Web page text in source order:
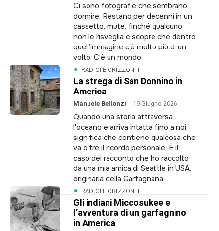
Ci sono fotografie che sembrano
dormire. Restano per decenni in un
cassetto, mute, finché qualcuno
non le risveglia e scopre che dentro
quell’immagine c’è molto più di un
volto. C’è un mondo
RADICI E ORIZZONTI
La strega di San Donnino in
America
Manuele Bellonzi - 19 Giugno 2026
Quando una storia attraversa
l'oceano e arriva intatta fino a noi,
significa che contiene qualcosa che
va oltre il ricordo personale. È il
caso del racconto che ho raccolto
da una mia amica di Seattle in USA,
originaria della Garfagnana
RADICI E ORIZZONTI
Gli indiani Miccosukee e
l’avventura di un garfagnino
in America